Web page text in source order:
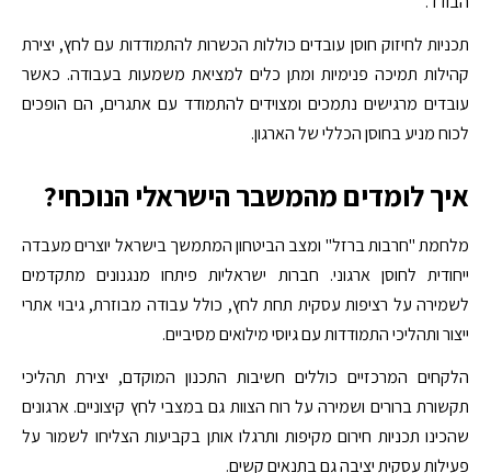
תכניות לחיזוק חוסן עובדים כוללות הכשרות להתמודדות עם לחץ, יצירת
קהילות תמיכה פנימיות ומתן כלים למציאת משמעות בעבודה. כאשר
עובדים מרגישים נתמכים ומצוידים להתמודד עם אתגרים, הם הופכים
לכוח מניע בחוסן הכללי של הארגון.
איך לומדים מהמשבר הישראלי הנוכחי?
מלחמת "חרבות ברזל" ומצב הביטחון המתמשך בישראל יוצרים מעבדה
ייחודית לחוסן ארגוני. חברות ישראליות פיתחו מנגנונים מתקדמים
לשמירה על רציפות עסקית תחת לחץ, כולל עבודה מבוזרת, גיבוי אתרי
ייצור ותהליכי התמודדות עם גיוסי מילואים מסיביים.
הלקחים המרכזיים כוללים חשיבות התכנון המוקדם, יצירת תהליכי
תקשורת ברורים ושמירה על רוח הצוות גם במצבי לחץ קיצוניים. ארגונים
שהכינו תכניות חירום מקיפות ותרגלו אותן בקביעות הצליחו לשמור על
פעילות עסקית יציבה גם בתנאים קשים.